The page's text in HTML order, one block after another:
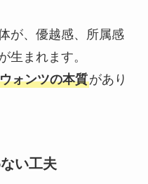
が、優越感、所属感
生まれます。
ォンツの本質があり
い工夫